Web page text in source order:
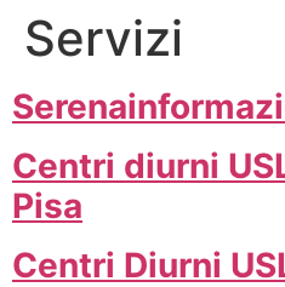
Servizi
Centri diurni
Pisa
Centri Diurni